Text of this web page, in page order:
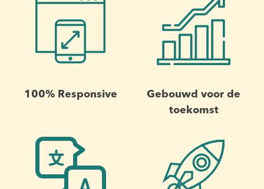
100% Responsive
Gebouwd voor de
toekomst